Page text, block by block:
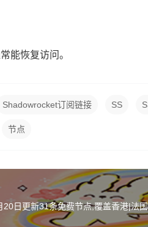
能恢复访问。
Shadowrocket订阅链接 SS
节点
20日更新31条免费节点,覆盖香港|法